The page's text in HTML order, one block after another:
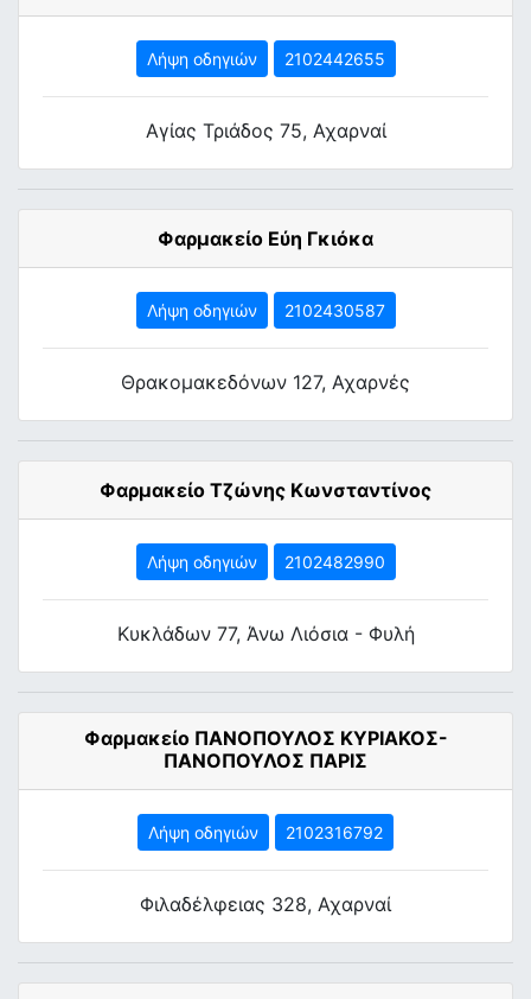
Λήψη οδηγιών 2102442655
Αγίας Τριάδος 75, Αχαρναί
Φαρμακείο Εύη Γκιόκα
Λήψη οδηγιών 2102430587
Θρακομακεδόνων 127, Αχαρνές
Φαρμακείο Τζώνης Κωνσταντίνος
Λήψη οδηγιών 2102482990
Κυκλάδων 77, Άνω Λιόσια - Φυλή
Φαρμακείο ΠΑΝΟΠΟΥΛΟΣ ΚΥΡΙΑΚΟΣ-
ΠΑΝΟΠΟΥΛΟΣ ΠΑΡΙΣ
Λήψη οδηγιών 2102316792
Φιλαδέλφειας 328, Αχαρναί